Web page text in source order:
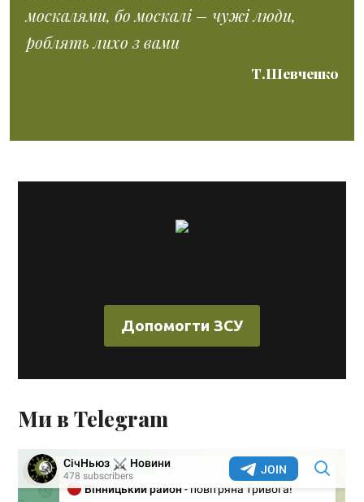
москалями, бо москалі – чужі люди,
роблять лихо з вами
Т.Шевченко
Допомогти ЗСУ
Ми в Telegram